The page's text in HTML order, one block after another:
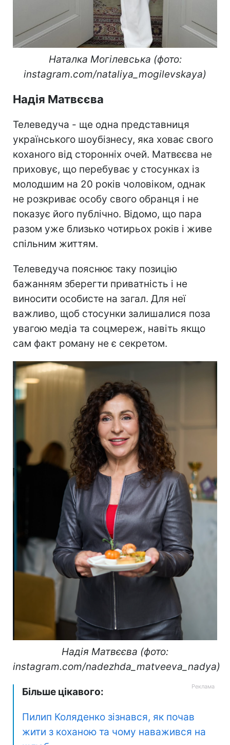
Наталка Могілевська (фото:
instagram.com/nataliya_mogilevskaya)
Надія Матвєєва
Телеведуча - ще одна представниця
українського шоубізнесу, яка ховає свого
коханого від сторонніх очей. Матвєєва не
приховує, що перебуває у стосунках із
молодшим на 20 років чоловіком, однак
не розкриває особу свого обранця і не
показує його публічно. Відомо, що пара
разом уже близько чотирьох років і живе
спільним життям.
Телеведуча пояснює таку позицію
бажанням зберегти приватність і не
виносити особисте на загал. Для неї
важливо, щоб стосунки залишалися поза
увагою медіа та соцмереж, навіть якщо
сам факт роману не є секретом.
Надія Матвєєва (фото:
instagram.com/nadezhda_matveeva_nadya)
Більше цікавого:
Пилип Коляденко зізнався, як почав
жити з коханою та чому наважився на